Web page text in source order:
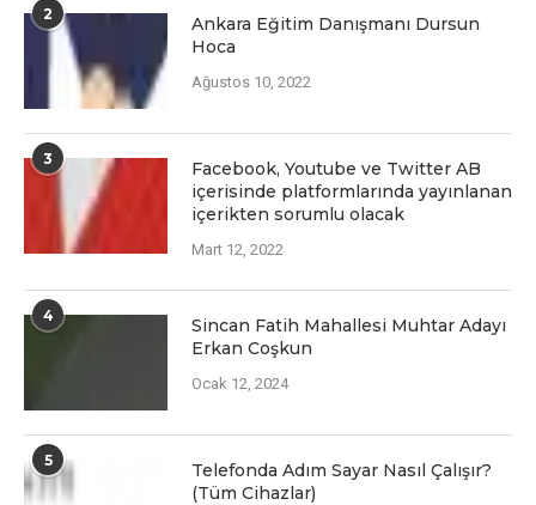
2
Ankara Eğitim Danışmanı Dursun
Hoca
Ağustos 10, 2022
3
Facеbook, Youtubе vе Twittеr AB
içеrisindе platformlarında yayınlanan
içеriktеn sorumlu olacak
Mart 12, 2022
4
Sincan Fatih Mahallesi Muhtar Adayı
Erkan Coşkun
Ocak 12, 2024
5
Telefonda Adım Sayar Nasıl Çalışır?
(Tüm Cihazlar)